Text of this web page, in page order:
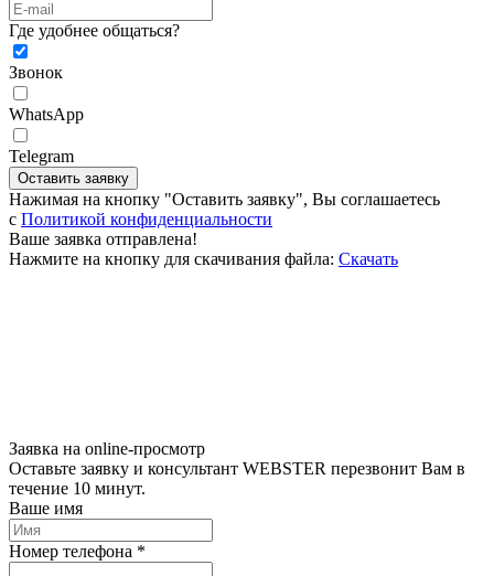
Где удобнее общаться?
Звонок
WhatsApp
Telegram
Оставить заявку
Нажимая на кнопку "Оставить заявку", Вы соглашаетесь
c Политикой конфиденциальности
Ваше заявка отправлена!
Нажмите на кнопку для скачивания файла: Скачать
Заявка на online-просмотр
Оставьте заявку и консультант WEBSTER перезвонит Вам в
течение 10 минут.
Ваше имя
Номер телефона *